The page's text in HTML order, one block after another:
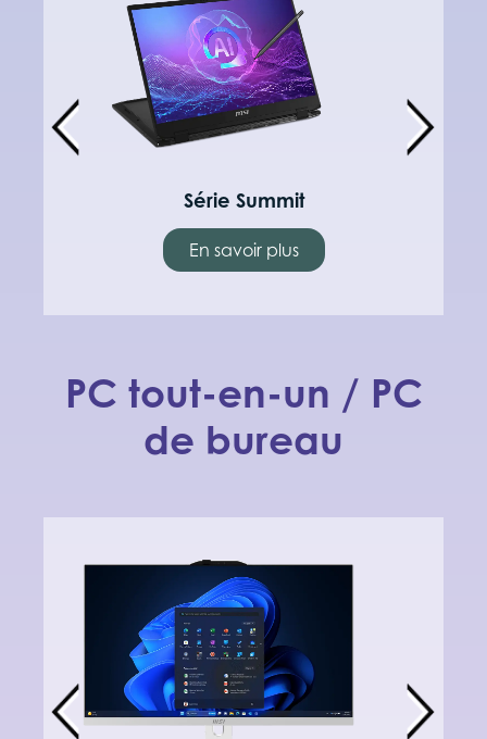
Série Summit
En savoir plus
PC tout-en-un / PC
de bureau